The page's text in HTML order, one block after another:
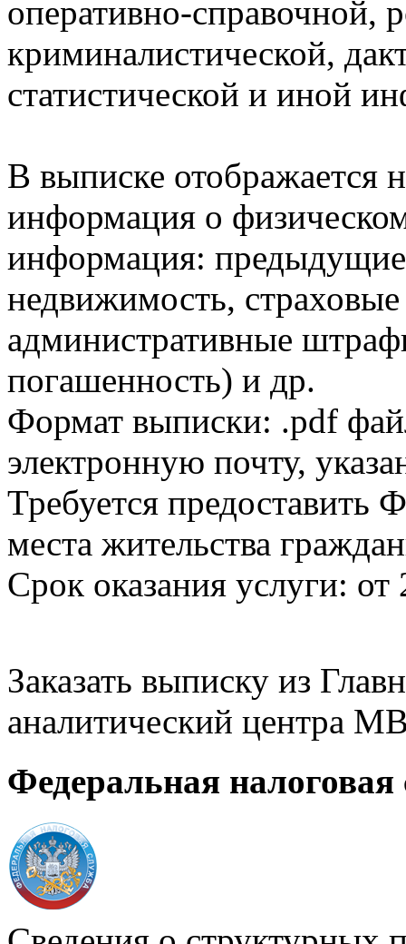
оперативно-справочной,
криминалистической,
статистической и иной
В выписке отображается
информация о
информация:
недвижимость,
административные
погашенность) и др.
Формат выписки: .pdf
электронную почту,
Требуется
места жительства
Срок оказания услуги: от
Заказать выписку из
аналитический центра
Федеральная налоговая